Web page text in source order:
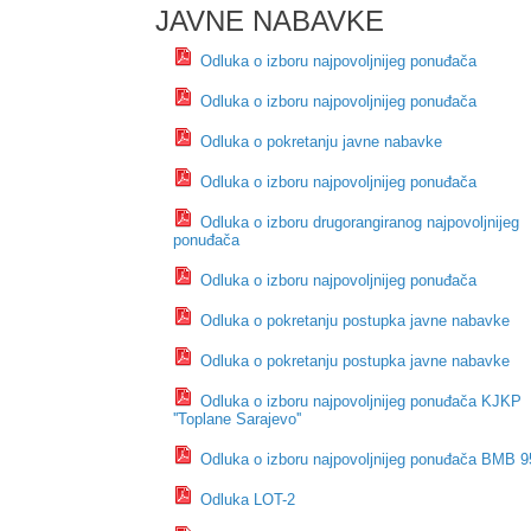
JAVNE NABAVKE
Odluka o izboru najpovoljnijeg ponuđača
Odluka o izboru najpovoljnijeg ponuđača
Odluka o pokretanju javne nabavke
Odluka o izboru najpovoljnijeg ponuđača
Odluka o izboru drugorangiranog najpovoljnijeg
ponuđača
Odluka o izboru najpovoljnijeg ponuđača
Odluka o pokretanju postupka javne nabavke
Odluka o pokretanju postupka javne nabavke
Odluka o izboru najpovoljnijeg ponuđača KJKP
''Toplane Sarajevo''
Odluka o izboru najpovoljnijeg ponuđača BMB
Odluka LOT-2